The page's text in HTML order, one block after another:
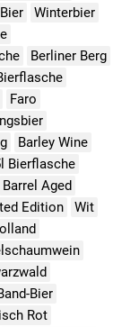
Winterbier
Berliner Berg
Faro
Barley Wine
Bierflasche
Barrel Aged
Edition
Wit
Bier
Rot